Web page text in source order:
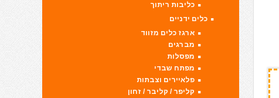
כליבות ריתוך
כלים ידניים
ארגז כלים מזווד
מברגים
מפסלות
מפתח שבדי
פלאיירים וצבתות
קליפר / קליבר / זחון